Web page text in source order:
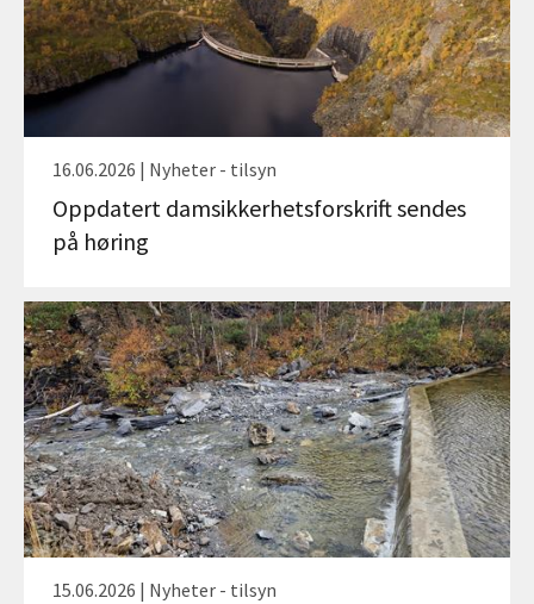
16.06.2026 | Nyheter - tilsyn
Oppdatert damsikkerhetsforskrift sendes
på høring
15.06.2026 | Nyheter - tilsyn